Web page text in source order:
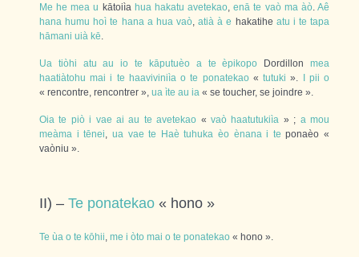
Me he mea u kātoiìa hua hakatu avetekao,enā te vaò ma àò.Aê
hana humu hoì te hana a hua vaò,atià à e hakatihe atu i te tapa
hāmani uià kē.
Ua tiòhi atu au io te kāputuèo a te èpikopo Dordillonmea
haatiàtohu mai i te haaviviniìa o te ponatekao«tutuki ». pii o
« rencontre, rencontrer », ua ìte au ia « se toucher, se joindre ».
Oia te piò i vae ai au te avetekao «vaò haatutukiìa » ; a mou
meàma i tēnei, ua vae te Haè tuhuka èo ènana i te ponaèo «
vaòniu ».
II) – Te ponatekao « hono »
Te ùa o te kōhii, me i òto mai o te ponatekao « hono ».